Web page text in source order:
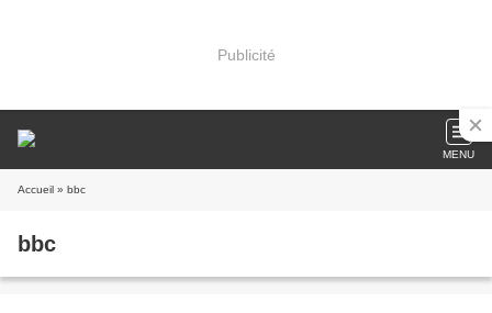
Publicité
MENU
Accueil » bbc
bbc